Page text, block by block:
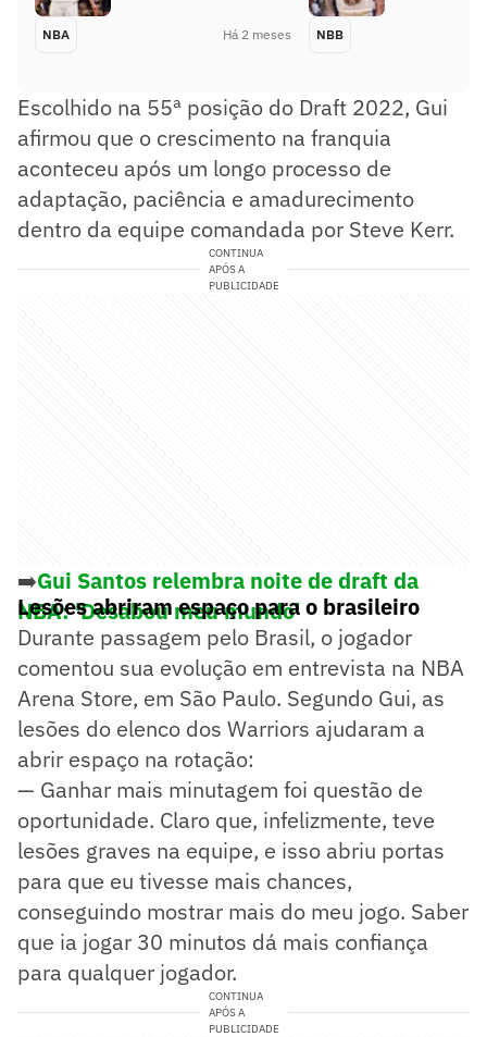
NBA Há 2 meses NBB
Escolhido na 55ª posição do Draft 2022, Gui
afirmou que o crescimento na franquia
aconteceu após um longo processo de
adaptação, paciência e amadurecimento
dentro da equipe comandada por Steve Kerr.
CONTINUA
APÓS A
PUBLICIDADE
➡️Gui Santos relembra noite de draft da
NBA: 'Desabou meu mundo'
Lesões abriram espaço para o brasileiro
Durante passagem pelo Brasil, o jogador
comentou sua evolução em entrevista na NBA
Arena Store, em São Paulo. Segundo Gui, as
lesões do elenco dos Warriors ajudaram a
abrir espaço na rotação:
— Ganhar mais minutagem foi questão de
oportunidade. Claro que, infelizmente, teve
lesões graves na equipe, e isso abriu portas
para que eu tivesse mais chances,
conseguindo mostrar mais do meu jogo. Saber
que ia jogar 30 minutos dá mais confiança
para qualquer jogador.
CONTINUA
APÓS A
PUBLICIDADE